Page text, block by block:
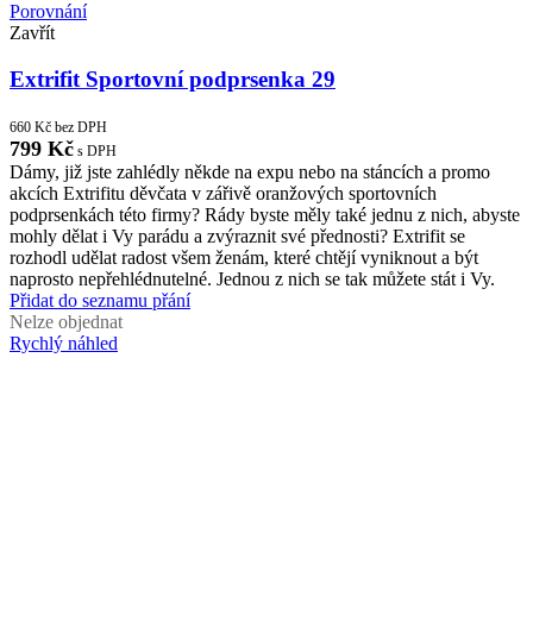
Porovnání
Zavřít
Extrifit Sportovní podprsenka 29
660 Kč bez DPH
799 Kč s DPH
Dámy, již jste zahlédly někde na expu nebo na stáncích a promo
akcích Extrifitu děvčata v zářivě oranžových sportovních
podprsenkách této firmy? Rády byste měly také jednu z nich, abyste
mohly dělat i Vy parádu a zvýraznit své přednosti? Extrifit se
rozhodl udělat radost všem ženám, které chtějí vyniknout a být
naprosto nepřehlédnutelné. Jednou z nich se tak můžete stát i Vy.
Přidat do seznamu přání
Nelze objednat
Rychlý náhled